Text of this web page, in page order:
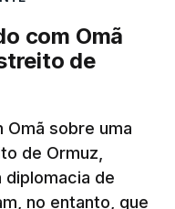
Oriente,
cento de
e a cerca
com Israel.
rápida em
com Omã
de
Omã sobre uma
de Ormuz,
diplomacia de
no entanto, que